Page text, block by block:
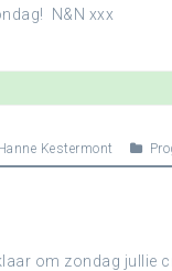
N&N xxx
Kestermont
om zondag jullie